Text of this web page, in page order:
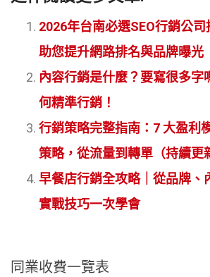
2026年台南必選SEO行銷公
助您提升網路排名與品牌曝光
內容行銷是什麼？要寫很多字
何精準行銷！
行銷策略完整指南：7 大盈利
策略，從流量到轉單（持續更
早餐店行銷全攻略｜從品牌、
實戰技巧一次學會
同業收費一覽表